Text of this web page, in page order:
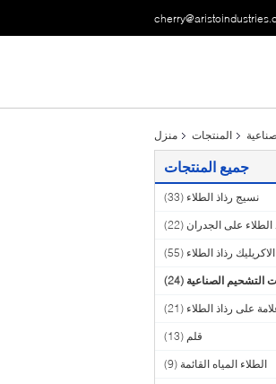
منزل المنتجات
جميع المنتجات
نسيج رذاذ الطلاء (33)
الطلاء على الجدران (22)
الاكريليك رذاذ الطلاء (55)
التشحيم الصناعية (24)
على رذاذ الطلاء (21)
قلم (13)
الطلاء المياه القائمة (9)